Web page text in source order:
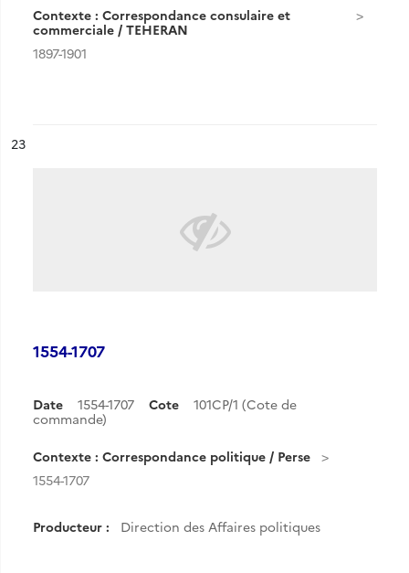
Contexte : Correspondance consulaire et
commerciale / TEHERAN
1897-1901
n°
23
1554-1707
Date 1554-1707 Cote
101CP/1 (Cote de
commande)
Contexte : Correspondance politique / Perse
1554-1707
Producteur : Direction des Affaires politiques